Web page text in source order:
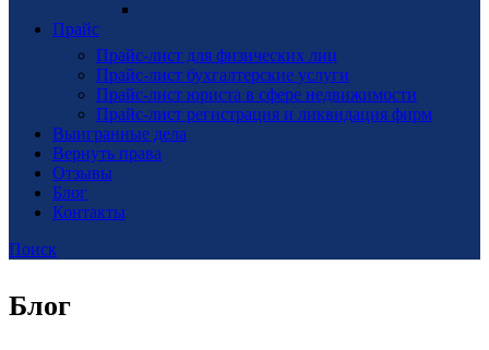
Прайс
Прайс-лист для физических лиц
Прайс-лист бухгалтерские услуги
Прайс-лист юриста в сфере недвижимости
Прайс-лист регистрация и ликвидация фирм
Выигранные дела
Вернуть права
Отзывы
Блог
Контакты
Поиск
Блог